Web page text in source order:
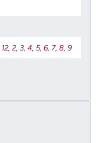
12, 2, 3, 4, 5, 6, 7, 8, 9